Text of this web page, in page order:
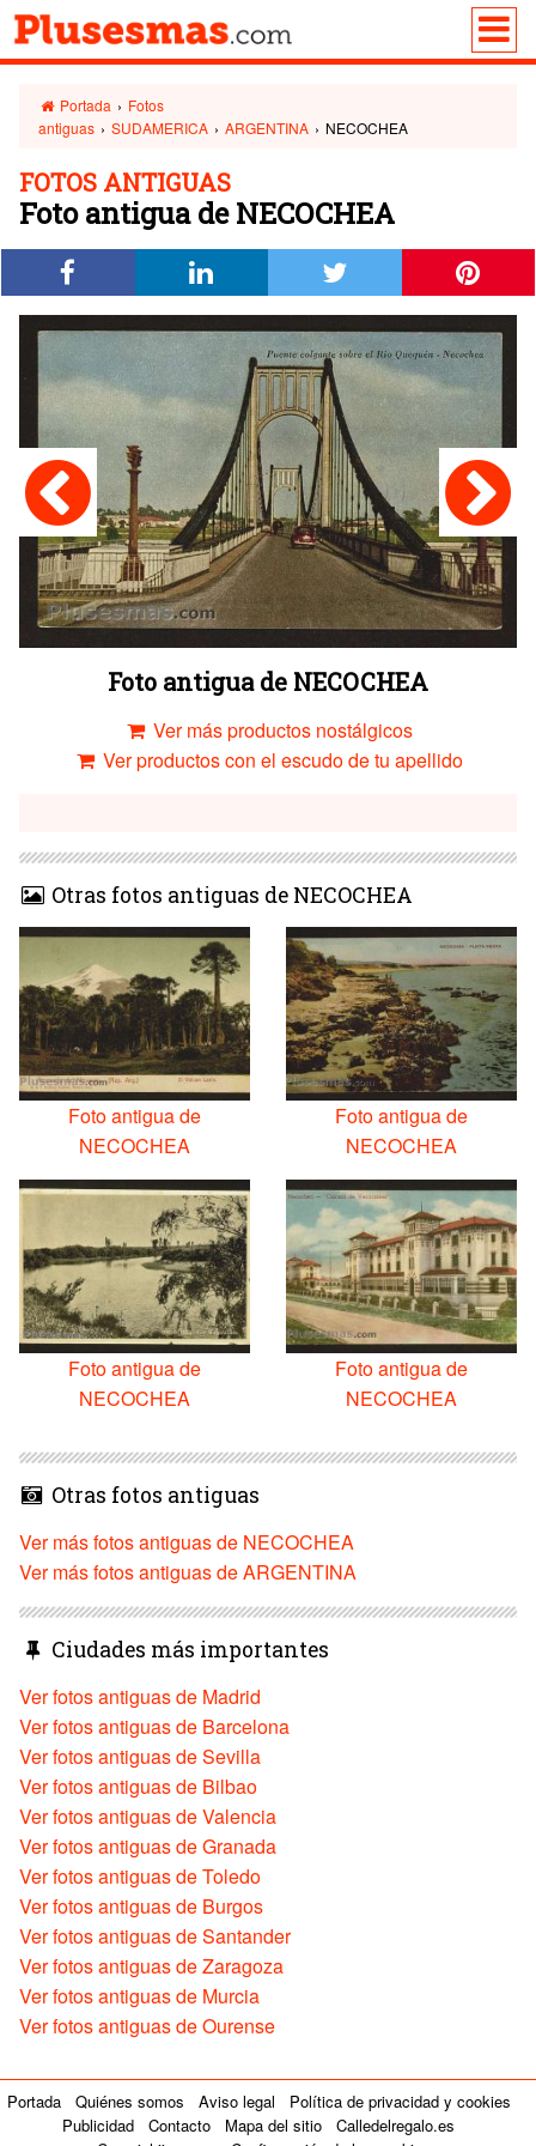
Portada › Fotos
antiguas › SUDAMERICA › ARGENTINA › NECOCHEA
FOTOS ANTIGUAS
Foto antigua de NECOCHEA
Foto antigua de NECOCHEA
Ver más productos nostálgicos
Ver productos con el escudo de tu apellido
Otras fotos antiguas de NECOCHEA
Foto antigua de
NECOCHEA
Foto antigua de
NECOCHEA
Foto antigua de
NECOCHEA
Foto antigua de
NECOCHEA
Otras fotos antiguas
Ver más fotos antiguas de NECOCHEA
Ver más fotos antiguas de ARGENTINA
Ciudades más importantes
Ver fotos antiguas de Madrid
Ver fotos antiguas de Barcelona
Ver fotos antiguas de Sevilla
Ver fotos antiguas de Bilbao
Ver fotos antiguas de Valencia
Ver fotos antiguas de Granada
Ver fotos antiguas de Toledo
Ver fotos antiguas de Burgos
Ver fotos antiguas de Santander
Ver fotos antiguas de Zaragoza
Ver fotos antiguas de Murcia
Ver fotos antiguas de Ourense
Portada Quiénes somos Aviso legal
Política de privacidad y cookies
Publicidad
Contacto Mapa del sitio
Calledelregalo.es